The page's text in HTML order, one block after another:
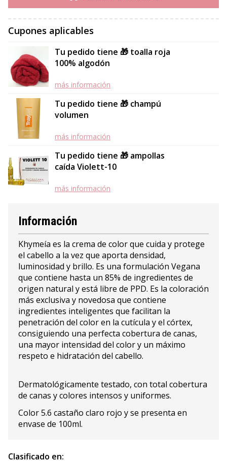
Cupones aplicables
Tu pedido tiene 🎁 toalla roja
100% algodón
más información
Tu pedido tiene 🎁 champú
volumen
más información
Tu pedido tiene 🎁 ampollas
caída Violett-10
más información
Información
Khymeía es la crema de color que cuida y protege
el cabello a la vez que aporta densidad,
luminosidad y brillo. Es una formulación Vegana
que contiene hasta un 85% de ingredientes de
origen natural y está libre de PPD. Es la coloración
más exclusiva y novedosa que contiene
ingredientes inteligentes que facilitan la
penetración del color en la cutícula y el córtex,
consiguiendo una perfecta cobertura de canas,
una mayor intensidad del color y un máximo
respeto e hidratación del cabello.
Dermatológicamente testado, con total cobertura
de canas y colores intensos y uniformes.
Color 5.6 castaño claro rojo y se presenta en
envase de 100ml.
Clasificado en: